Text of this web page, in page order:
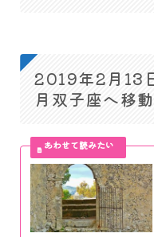
2019年2月13
月双子座へ移